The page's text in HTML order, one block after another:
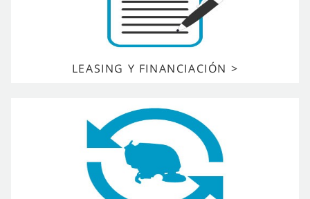
LEASING Y FINANCIACIÓN >